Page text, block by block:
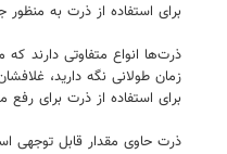
برای استفاده از ذرت به
ذرت‌ها انواع متفاوتی دارند
زمان طولانی نگه دارید،
برای استفاده از ذرت برای
ذرت حاوی مقدار قابل توجهی